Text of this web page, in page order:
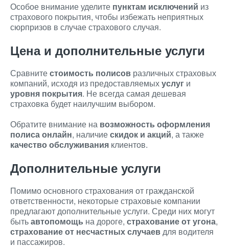
Особое внимание уделите пунктам исключений из
страхового покрытия, чтобы избежать неприятных
сюрпризов в случае страхового случая.
Цена и дополнительные услуги
Сравнитестоимость полисов различных страховых
компаний, исходя из предоставляемыхуслуг и
уровня покрытия. Не всегда самая дешевая
страховка будет наилучшим выбором.
Обратите внимание на возможность оформления
полиса онлайн, наличиескидок и акций, а также
качество обслуживания клиентов.
Дополнительные услуги
Помимо основного страхования от гражданской
ответственности, некоторые страховые компании
предлагают дополнительные услуги. Среди них могут
бытьавтопомощь на дороге, страхование от угона,
страхование от несчастных случаевдля водителя
и пассажиров.